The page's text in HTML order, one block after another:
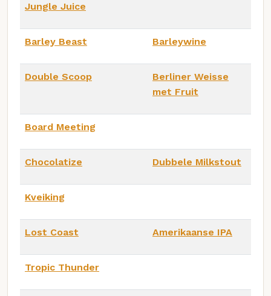
Jungle Juice
Barley Beast Barleywine
Double Scoop
Berliner Weisse
met Fruit
Board Meeting
Chocolatize Dubbele Milkstout
Kveiking
Lost Coast Amerikaanse IPA
Tropic Thunder